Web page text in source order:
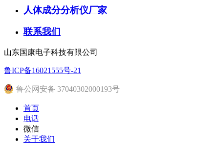
人体成分分析仪厂家
联系我们
山东国康电子科技有限公司
鲁ICP备16021555号-21
鲁公网安备 37040302000193号
首页
电话
微信
关于我们